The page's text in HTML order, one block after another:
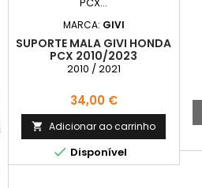
MARCA: GIVI
SUPORTE MALA GIVI HONDA
PCX 2010/2023
2010 / 2021
Preço
34,00 €
 Adicionar ao carrinho
 Disponível